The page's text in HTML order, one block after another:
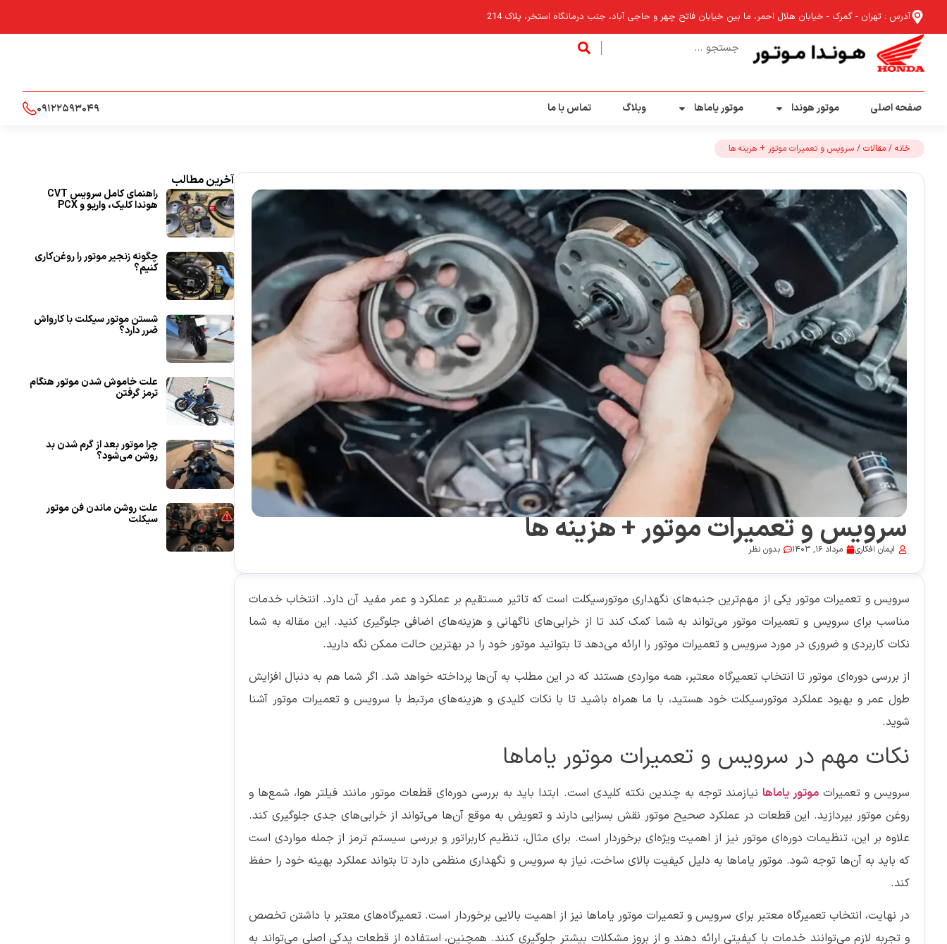
آدرس : تهران - گمرک - خیابان هلال احمر، ما بین خیابان فاتح چهر و حاجی آباد، جنب درمانگاه استخر، پلاک 214
صفحه اصلی موتور هوندا موتور یاماها وبلاگ تماس با ما 09122593049
خانه / مقالات / سرویس و تعمیرات موتور + هزینه ها
سرویس و تعمیرات موتور + هزینه ها
ایمان افکاری مرداد 16, 1403 بدون نظر
سرویس و تعمیرات موتور یکی از مهم‌ترین جنبه‌های نگهداری موتورسیکلت است که تاثیر مستقیم بر عملکرد و عمر مفید آن دارد. انتخاب خدمات
مناسب برای سرویس و تعمیرات موتور می‌تواند به شما کمک کند تا از خرابی‌های ناگهانی و هزینه‌های اضافی جلوگیری کنید. این مقاله به شما
نکات کاربردی و ضروری در مورد سرویس و تعمیرات موتور را ارائه می‌دهد تا بتوانید موتور خود را در بهترین حالت ممکن نگه دارید.
از بررسی دوره‌ای موتور تا انتخاب تعمیرگاه معتبر، همه مواردی هستند که در این مطلب به آن‌ها پرداخته خواهد شد. اگر شما هم به دنبال افزایش
طول عمر و بهبود عملکرد موتورسیکلت خود هستید، با ما همراه باشید تا با نکات کلیدی و هزینه‌های مرتبط با سرویس و تعمیرات موتور آشنا
شوید.
نکات مهم در سرویس و تعمیرات موتور یاماها
سرویس و تعمیراتموتور یاماهانیازمند توجه به چندین نکته کلیدی است. ابتدا باید به بررسی دوره‌ای قطعات موتور مانند فیلتر هوا، شمع‌ها و
روغن موتور بپردازید. این قطعات در عملکرد صحیح موتور نقش بسزایی دارند و تعویض به موقع آن‌ها می‌تواند از خرابی‌های جدی جلوگیری کند.
علاوه بر این، تنظیمات دوره‌ای موتور نیز از اهمیت ویژه‌ای برخوردار است. برای مثال، تنظیم کاربراتور و بررسی سیستم ترمز از جمله مواردی است
که باید به آن‌ها توجه شود. موتور یاماها به دلیل کیفیت بالای ساخت، نیاز به سرویس و نگهداری منظمی دارد تا بتواند عملکرد بهینه خود را حفظ
کند.
در نهایت، انتخاب تعمیرگاه معتبر برای سرویس و تعمیرات موتور یاماها نیز از اهمیت بالایی برخوردار است. تعمیرگاه‌های معتبر با داشتن تخصص
و تجربه لازم می‌توانند خدمات با کیفیتی ارائه دهند و از بروز مشکلات بیشتر جلوگیری کنند. همچنین، استفاده از قطعات یدکی اصلی می‌تواند به
آخرین مطالب
راهنمای کامل سرویس CVT
هوندا کلیک، واریو و PCX
چگونه زنجیر موتور را روغن‌کاری
کنیم؟
شستن موتور سیکلت با کارواش
ضرر دارد؟
علت خاموش شدن موتور هنگام
ترمز گرفتن
چرا موتور بعد از گرم شدن بد
روشن می‌شود؟
علت روشن ماندن فن موتور
سیکلت